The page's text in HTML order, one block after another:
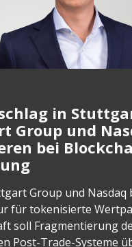
in
Group und
bei
Group und Nasdaq
für tokenisierte
soll Fragmentierung
Post-Trade-Systeme